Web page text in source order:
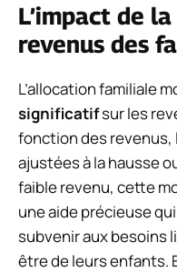
L’impact de
revenus des
L’allocation familiale
significatifsur les
fonction des
ajustées à la hausse
faible revenu, cette
une aide précieuse
subvenir aux besoins
être de leurs enfants.